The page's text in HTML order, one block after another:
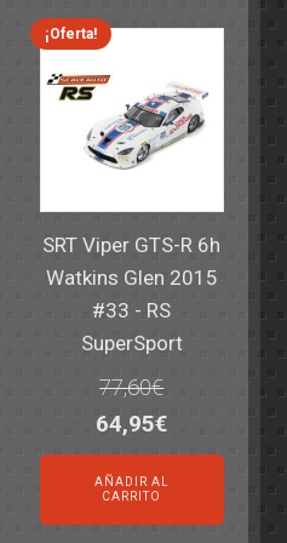
82,40€.59,95€.
¡Oferta!
SRT Viper GTS-R 6h
Watkins Glen 2015
#33 - RS
SuperSport
77,60€
El
precio
original
era:
64,95€El
precio
actual
es:
AÑADIR AL
CARRITO